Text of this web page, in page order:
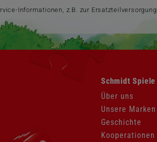
Informationen, z.B. zur Ersatzteilversorgung
Navigation
überspringen
Schmidt Spiele
Über uns
Unsere Marken
Geschichte
Kooperationen